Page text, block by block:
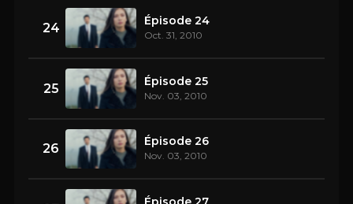
24 Épisode 24
Oct. 31, 2010
25 Épisode 25
Nov. 03, 2010
26 Épisode 26
Nov. 03, 2010